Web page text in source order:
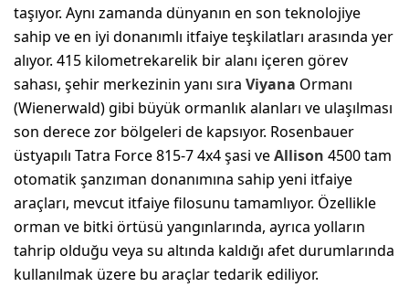
taşıyor. Aynı zamanda dünyanın en son teknolojiye
sahip ve en iyi donanımlı itfaiye teşkilatları arasında yer
alıyor. 415 kilometrekarelik bir alanı içeren görev
sahası, şehir merkezinin yanı sıra Viyana Ormanı
(Wienerwald) gibi büyük ormanlık alanları ve ulaşılması
son derece zor bölgeleri de kapsıyor. Rosenbauer
üstyapılı Tatra Force 815-7 4x4 şasi veAllison 4500 tam
otomatik şanzıman donanımına sahip yeni itfaiye
araçları, mevcut itfaiye filosunu tamamlıyor. Özellikle
orman ve bitki örtüsü yangınlarında, ayrıca yolların
tahrip olduğu veya su altında kaldığı afet durumlarında
kullanılmak üzere bu araçlar tedarik ediliyor.